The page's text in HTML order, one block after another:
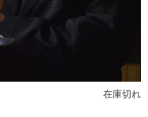
在庫切れ